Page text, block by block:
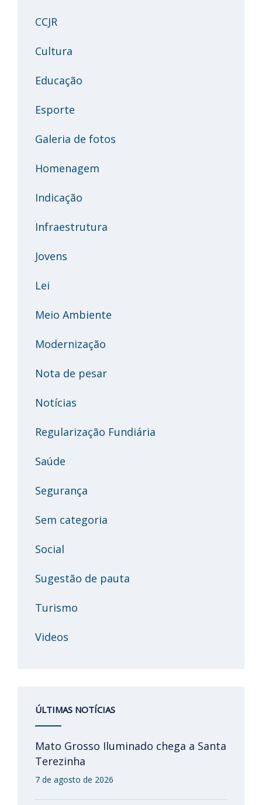
CCJR
Cultura
Educação
Esporte
Galeria de fotos
Homenagem
Indicação
Infraestrutura
Jovens
Lei
Meio Ambiente
Modernização
Nota de pesar
Notícias
Regularização Fundiária
Saúde
Segurança
Sem categoria
Social
Sugestão de pauta
Turismo
Videos
ÚLTIMAS NOTÍCIAS
Mato Grosso Iluminado chega a Santa
Terezinha
7 de agosto de 2026